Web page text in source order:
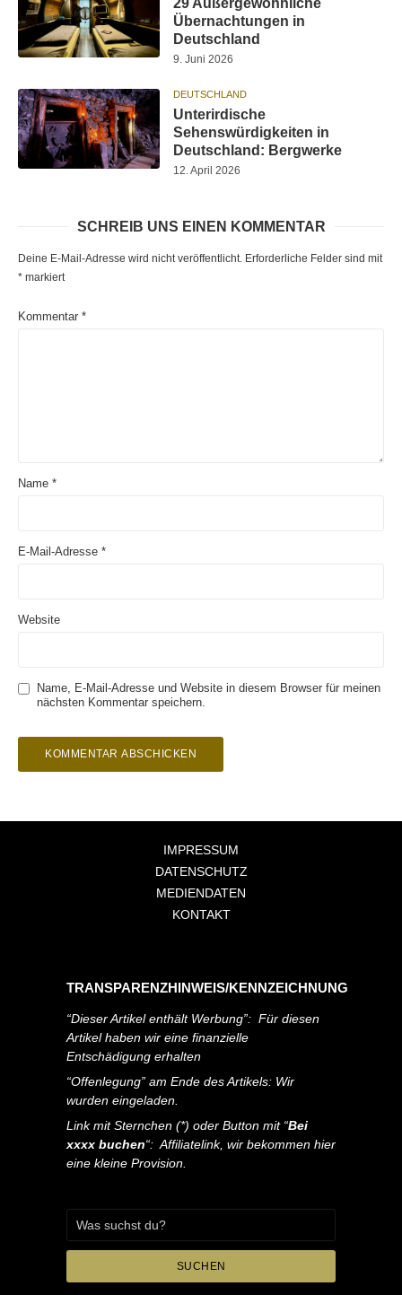
29 Außergewöhnliche
Übernachtungen in
Deutschland
9. Juni 2026
DEUTSCHLAND
Unterirdische
Sehenswürdigkeiten in
Deutschland: Bergwerke
12. April 2026
SCHREIB UNS EINEN KOMMENTAR
Deine E-Mail-Adresse wird nicht veröffentlicht. Erforderliche Felder sind mit
* markiert
Kommentar *
Name *
E-Mail-Adresse *
Website
Name, E-Mail-Adresse und Website in diesem Browser für meinen
nächsten Kommentar speichern.
IMPRESSUM
DATENSCHUTZ
MEDIENDATEN
KONTAKT
TRANSPARENZHINWEIS/KENNZEICHNUNG
“Dieser Artikel enthält Werbung”: Für diesen
Artikel haben wir eine finanzielle
Entschädigung erhalten
“Offenlegung” am Ende des Artikels: Wir
wurden eingeladen.
Link mit Sternchen (*) oder Button mit “Bei
xxxx buchen“: Affiliatelink, wir bekommen hier
eine kleine Provision.
SUCHEN